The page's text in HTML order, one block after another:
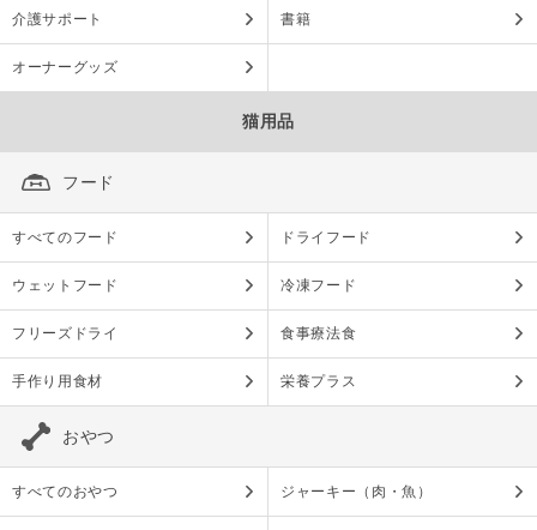
介護サポート 書籍
オーナーグッズ
猫用品
フード
すべてのフード ドライフード
ウェットフード 冷凍フード
フリーズドライ 食事療法食
手作り用食材 栄養プラス
おやつ
すべてのおやつ ジャーキー（肉・魚）